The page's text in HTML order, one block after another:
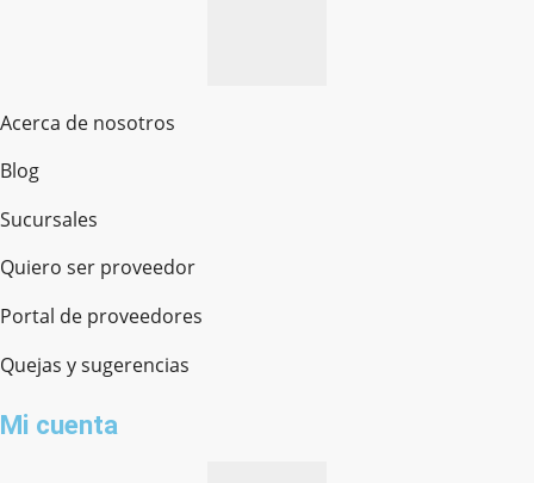
Acerca de nosotros
Blog
Sucursales
Quiero ser proveedor
Portal de proveedores
Quejas y sugerencias
Mi cuenta